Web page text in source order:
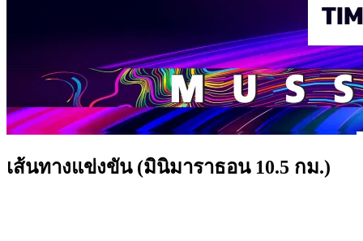
เส้นทางแข่งขัน (มินิมาราธอน 10.5 กม.)